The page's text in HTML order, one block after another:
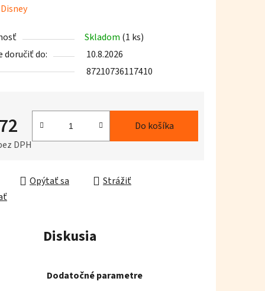
Disney
Skladom (1 ks)
doručiť do:
10.8.2026
87210736117410
DPH
Do košíka
Opýtať sa
Strážiť
Diskusia
Dodatočné parametre